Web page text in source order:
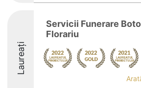
Laureați
Servicii Funerare
Florariu